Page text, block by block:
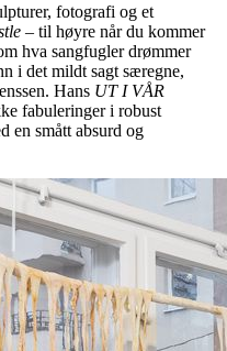
fotografi og et
– til høyre når du kommer
hva sangfugler drømmer
i det mildt sagt særegne,
Hans UT I VÅR
fabuleringer i robust
en smått absurd og